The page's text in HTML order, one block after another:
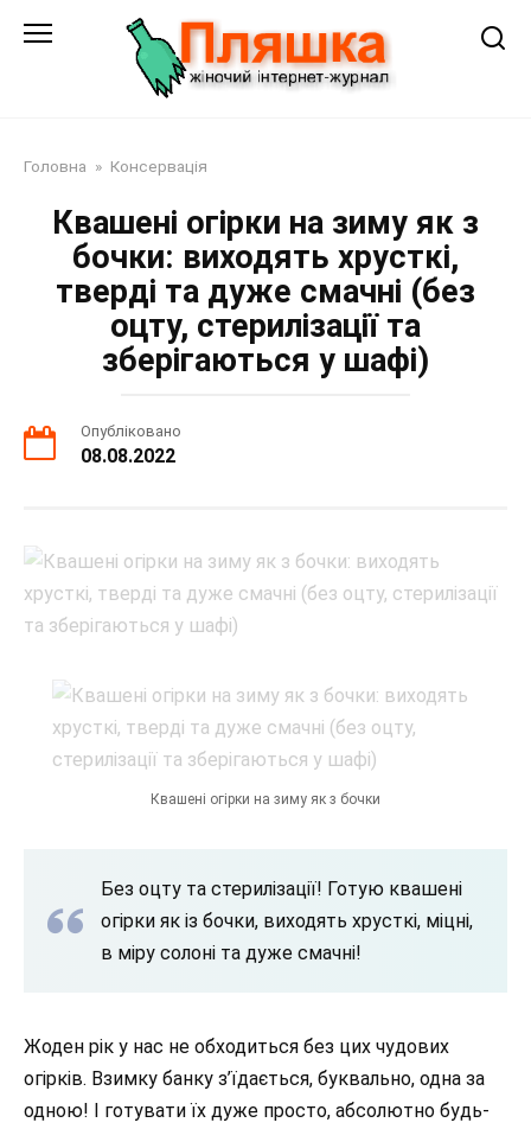
Головна » Консервація
Квашені огірки на зиму як з
бочки: виходять хрусткі,
тверді та дуже смачні (без
оцту, стерилізації та
зберігаються у шафі)
Опубліковано
08.08.2022
Квашені огірки на зиму як з бочки
Без оцту та стерилізації! Готую квашені
огірки як із бочки, виходять хрусткі, міцні,
в міру солоні та дуже смачні!
Жоден рік у нас не обходиться без цих чудових
огірків. Взимку банку з’їдається, буквально, одна за
одною! І готувати їх дуже просто, абсолютно будь-